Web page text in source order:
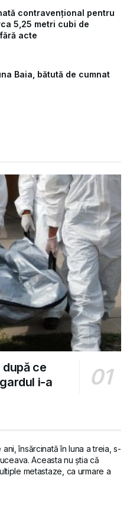
contravențional pentru
5,25 metri cubi de
acte
Baia, bătută de cumnat
ce
i-a
însărcinată în luna a treia, s-
Aceasta nu știa că
metastaze, ca urmare a